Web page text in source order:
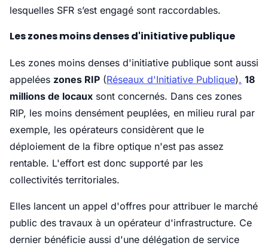
lesquelles SFR s’est engagé sont raccordables.
Les zones moins denses d'initiative publique
Les zones moins denses d'initiative publique sont aussi
appelées zones RIP (Réseaux d'Initiative Publique). 18
millions de locaux sont concernés. Dans ces zones
RIP, les moins densément peuplées, en milieu rural par
exemple, les opérateurs considèrent que le
déploiement de la fibre optique n'est pas assez
rentable. L'effort est donc supporté par les
collectivités territoriales.
Elles lancent un appel d'offres pour attribuer le marché
public des travaux à un opérateur d'infrastructure. Ce
dernier bénéficie aussi d'une délégation de service